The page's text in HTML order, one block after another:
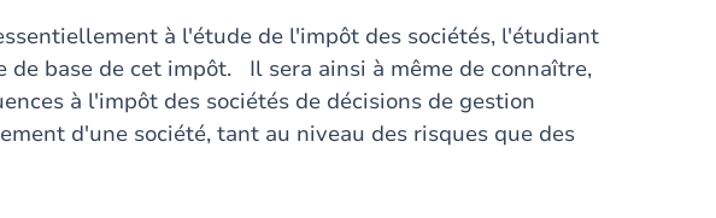
à l'étude de l'impôt des sociétés, l'étudiant
de base de cet impôt. Il sera ainsi à même de connaître,
à l'impôt des sociétés de décisions de gestion
d'une société, tant au niveau des risques que des